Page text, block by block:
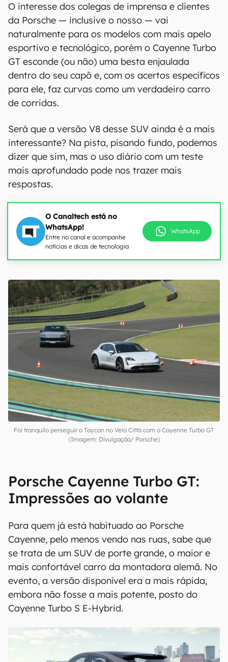
O interesse dos colegas de imprensa e clientes
da Porsche — inclusive o nosso — vai
naturalmente para os modelos com mais apelo
esportivo e tecnológico, porém o Cayenne Turbo
GT esconde (ou não) uma besta enjaulada
dentro do seu capô e, com os acertos específicos
para ele, faz curvas como um verdadeiro carro
de corridas.
Será que a versão V8 desse SUV ainda é a mais
interessante? Na pista, pisando fundo, podemos
dizer que sim, mas o uso diário com um teste
mais aprofundado pode nos trazer mais
respostas.
O Canaltech está no
WhatsApp!
Entre no canal e acompanhe
notícias e dicas de tecnologia
WhatsApp
00:00/21:11
Foi tranquilo perseguir o Taycan no Velo Città com o Cayenne Turbo GT
(Imagem: Divulgação/ Porsche)
Porsche Cayenne Turbo GT:
Impressões ao volante
Para quem já está habituado ao Porsche
Cayenne, pelo menos vendo nas ruas, sabe que